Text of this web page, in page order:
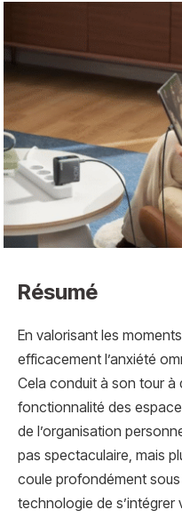
Résumé
En valorisant les
efficacement l’anxiété
Cela conduit à son tour à
fonctionnalité des
de l’organisation
pas spectaculaire, mais
coule profondément
technologie de s’intégrer